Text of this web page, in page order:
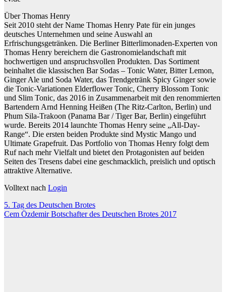
Über Thomas Henry
Seit 2010 steht der Name Thomas Henry Pate für ein junges
deutsches Unternehmen und seine Auswahl an
Erfrischungsgetränken. Die Berliner Bitterlimonaden-Experten von
Thomas Henry bereichern die Gastronomielandschaft mit
hochwertigen und anspruchsvollen Produkten. Das Sortiment
beinhaltet die klassischen Bar Sodas – Tonic Water, Bitter Lemon,
Ginger Ale und Soda Water, das Trendgetränk Spicy Ginger sowie
die Tonic-Variationen Elderflower Tonic, Cherry Blossom Tonic
und Slim Tonic, das 2016 in Zusammenarbeit mit den renommierten
Bartendern Arnd Henning Heißen (The Ritz-Carlton, Berlin) und
Phum Sila-Trakoon (Panama Bar / Tiger Bar, Berlin) eingeführt
wurde. Bereits 2014 launchte Thomas Henry seine „All-Day-
Range“. Die ersten beiden Produkte sind Mystic Mango und
Ultimate Grapefruit. Das Portfolio von Thomas Henry folgt dem
Ruf nach mehr Vielfalt und bietet den Protagonisten auf beiden
Seiten des Tresens dabei eine geschmacklich, preislich und optisch
attraktive Alternative.
Volltext nach Login
Beitragsnavigation
5. Tag des Deutschen Brotes
Cem Özdemir Botschafter des Deutschen Brotes 2017